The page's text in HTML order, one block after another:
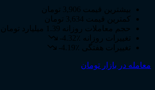
بیشترین قیمت 3,906 تومان
کمترین قیمت 3,634 تومان
حجم معاملات روزانه 1.39 میلیارد تومان
تغییرات روزانه -4.32٪
تغییرات هفتگی -4.19٪
معامله در بازار تومان